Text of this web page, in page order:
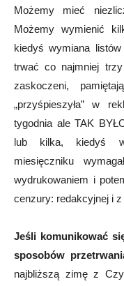
Możemy mieć
Możemy wymienić
kiedyś wymiana
trwać co najmniej
zaskoczeni,
„przyśpieszyła” w
tygodnia ale TAK
lub kilka, kiedyś
miesięczniku
wydrukowaniem i
cenzury: redakcyjnej i
Jeśli komunikować
sposobów
najbliższą zimę z